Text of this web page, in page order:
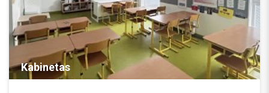
Kabinetas
REZERVUOTI